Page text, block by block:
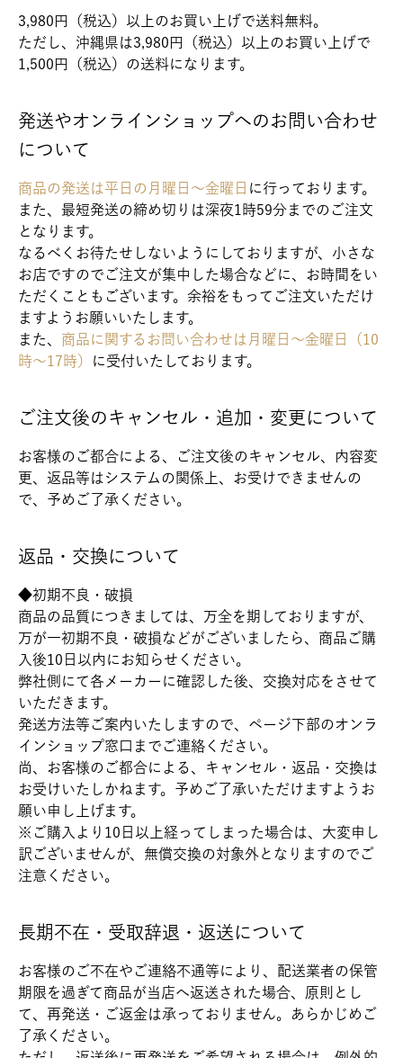
3,980円（税込）以上のお買い上げで送料無料。
ただし、沖縄県は3,980円（税込）以上のお買い上げで
1,500円（税込）の送料になります。
発送やオンラインショップへのお問い合わせ
について
商品の発送は平日の月曜日～金曜日 に行っております。
また、最短発送の締め切りは深夜1時59分までのご注文
となります。
なるべくお待たせしないようにしておりますが、小さな
お店ですのでご注文が集中した場合などに、お時間をい
ただくこともございます。余裕をもってご注文いただけ
ますようお願いいたします。
また、 商品に関するお問い合わせは月曜日～金曜日（10
時～17時）
に受付いたしております。
ご注文後のキャンセル・追加・変更について
お客様のご都合による、ご注文後のキャンセル、内容変
更、返品等はシステムの関係上、お受けできませんの
で、予めご了承ください。
返品・交換について
◆初期不良・破損
商品の品質につきましては、万全を期しておりますが、
万が一初期不良・破損などがございましたら、商品ご購
入後10日以内にお知らせください。
弊社側にて各メーカーに確認した後、交換対応をさせて
いただきます。
発送方法等ご案内いたしますので、ページ下部のオンラ
インショップ窓口までご連絡ください。
尚、お客様のご都合による、キャンセル・返品・交換は
お受けいたしかねます。予めご了承いただけますようお
願い申し上げます。
※ご購入より10日以上経ってしまった場合は、大変申し
訳ございませんが、無償交換の対象外となりますのでご
注意ください。
長期不在・受取辞退・返送について
お客様のご不在やご連絡不通等により、配送業者の保管
期限を過ぎて商品が当店へ返送された場合、原則とし
て、再発送・ご返金は承っておりません。あらかじめご
了承ください。